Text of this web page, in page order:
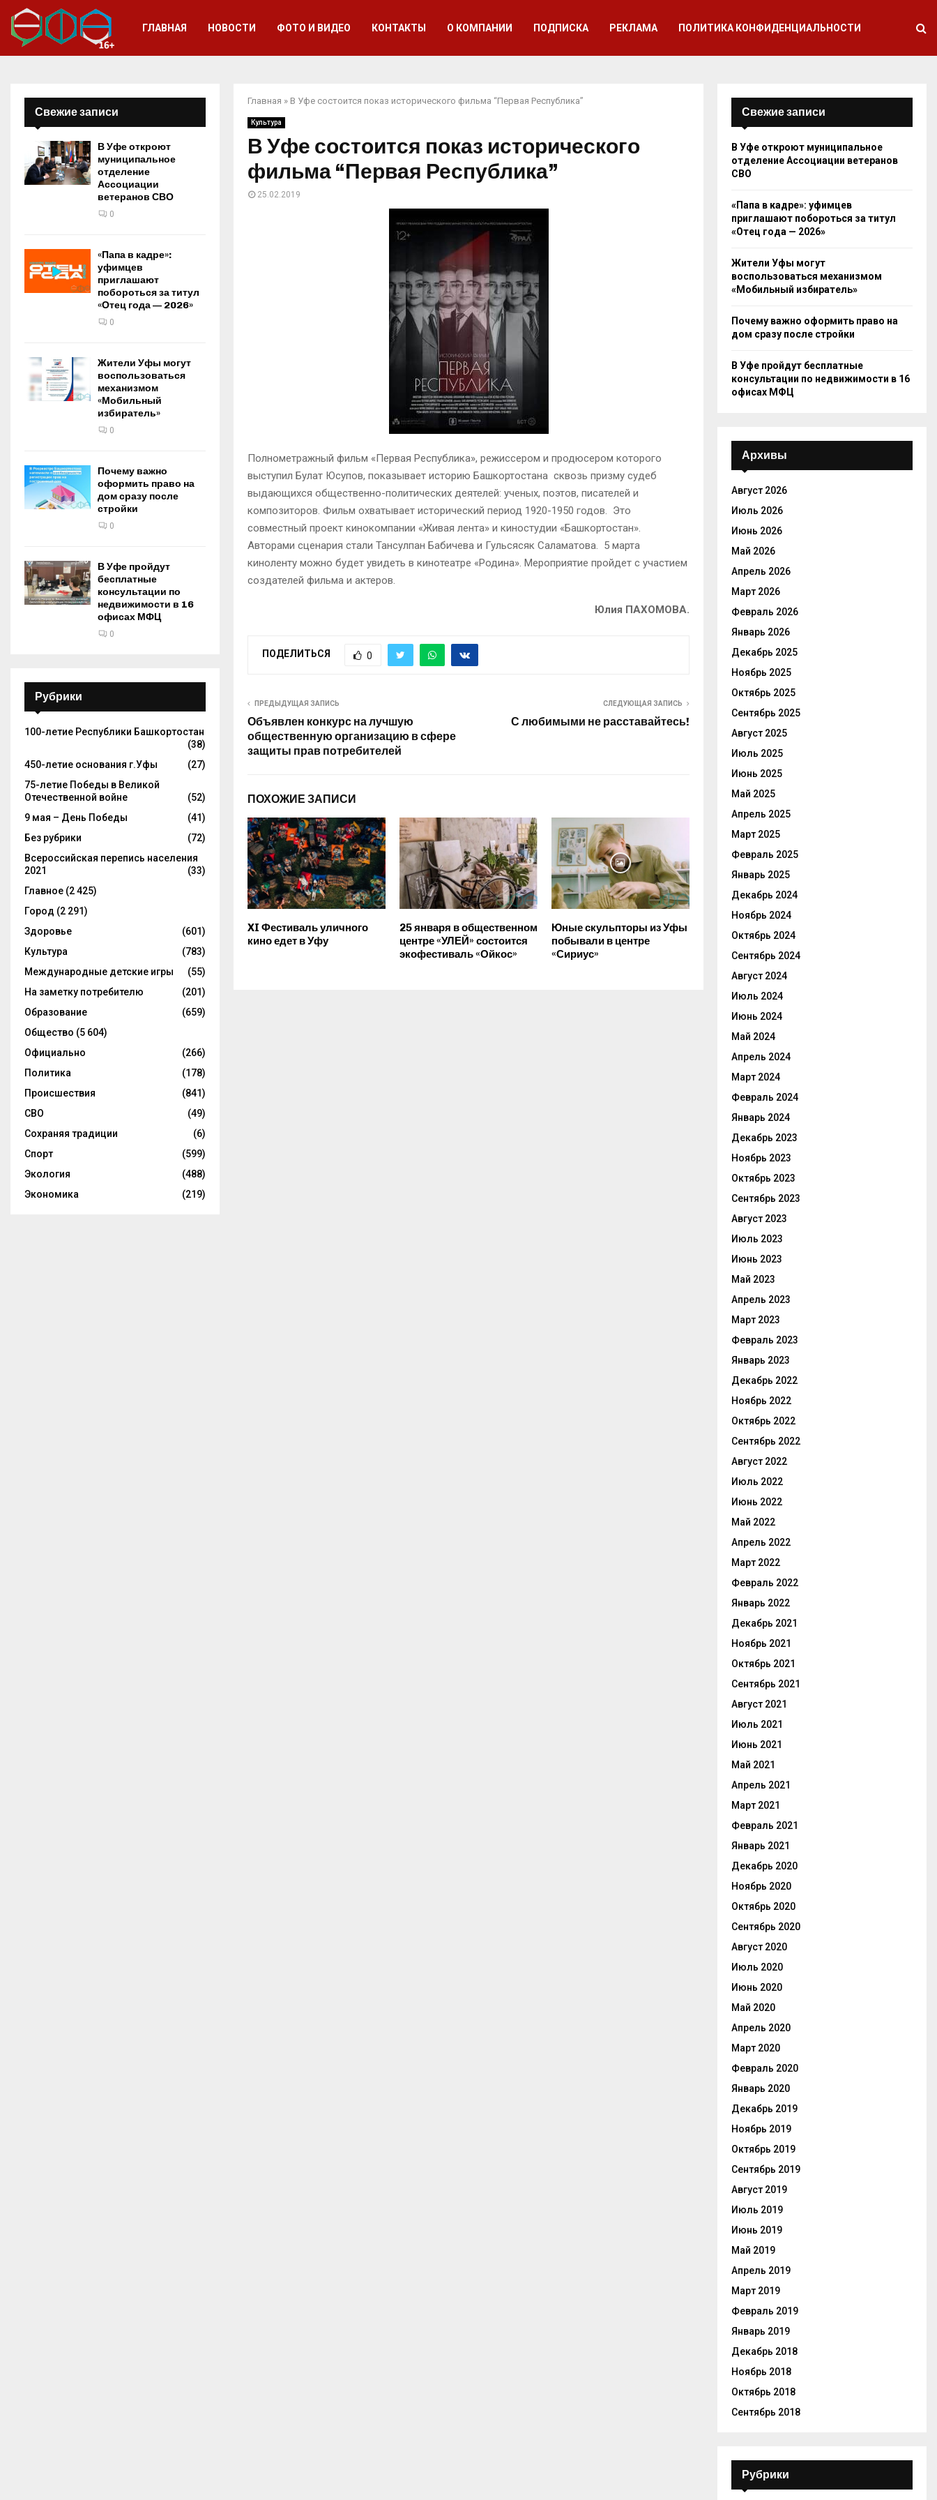
ГЛАВНАЯ НОВОСТИ ФОТО И ВИДЕО КОНТАКТЫ О КОМПАНИИ ПОДПИСКА РЕКЛАМА ПОЛИТИКА КОНФИДЕНЦИАЛЬНОСТИ
Главная » В Уфе состоится показ исторического фильма “Первая Республика”
Культура
В Уфе состоится показ исторического
фильма “Первая Республика”
25.02.2019
Полнометражный фильм «Первая Республика», режиссером и продюсером которого
выступил Булат Юсупов, показывает историю Башкортостана сквозь призму судеб
выдающихся общественно-политических деятелей: ученых, поэтов, писателей и
композиторов. Фильм охватывает исторический период 1920-1950 годов. Это
совместный проект кинокомпании «Живая лента» и киностудии «Башкортостан».
Авторами сценария стали Тансулпан Бабичева и Гульсясяк Саламатова. 5 марта
киноленту можно будет увидеть в кинотеатре «Родина». Мероприятие пройдет с участием
создателей фильма и актеров.
Юлия ПАХОМОВА.
ПОДЕЛИТЬСЯ 0
ПРЕДЫДУЩАЯ ЗАПИСЬ
Объявлен конкурс на лучшую
общественную организацию в сфере
защиты прав потребителей
СЛЕДУЮЩАЯ ЗАПИСЬ
С любимыми не расставайтесь!
ПОХОЖИЕ ЗАПИСИ
XI Фестиваль уличного
кино едет в Уфу
25 января в общественном
центре «УЛЕЙ» состоится
экофестиваль «Ойкос»
Юные скульпторы из Уфы
побывали в центре
«Сириус»
Свежие записи
В Уфе откроют
муниципальное
отделение
Ассоциации
ветеранов СВО
0
«Папа в кадре»:
уфимцев
приглашают
побороться за титул
«Отец года — 2026»
0
Жители Уфы могут
воспользоваться
механизмом
«Мобильный
избиратель»
0
Почему важно
оформить право на
дом сразу после
стройки
0
В Уфе пройдут
бесплатные
консультации по
недвижимости в 16
офисах МФЦ
0
Рубрики
100-летие Республики Башкортостан
(38)
450-летие основания г.Уфы
(27)
75-летие Победы в Великой
Отечественной войне
(52)
9 мая – День Победы
(41)
Без рубрики
(72)
Всероссийская перепись населения
2021
(33)
Главное (2 425)
Город (2 291)
Здоровье
(601)
Культура
(783)
Международные детские игры
(55)
На заметку потребителю
(201)
Образование
(659)
Общество (5 604)
Официально
(266)
Политика
(178)
Происшествия
(841)
СВО
(49)
Сохраняя традиции
(6)
Спорт
(599)
Экология
(488)
Экономика
(219)
Свежие записи
В Уфе откроют муниципальное
отделение Ассоциации ветеранов
СВО
«Папа в кадре»: уфимцев
приглашают побороться за титул
«Отец года — 2026»
Жители Уфы могут
воспользоваться механизмом
«Мобильный избиратель»
Почему важно оформить право на
дом сразу после стройки
В Уфе пройдут бесплатные
консультации по недвижимости в 16
офисах МФЦ
Архивы
Август 2026
Июль 2026
Июнь 2026
Май 2026
Апрель 2026
Март 2026
Февраль 2026
Январь 2026
Декабрь 2025
Ноябрь 2025
Октябрь 2025
Сентябрь 2025
Август 2025
Июль 2025
Июнь 2025
Май 2025
Апрель 2025
Март 2025
Февраль 2025
Январь 2025
Декабрь 2024
Ноябрь 2024
Октябрь 2024
Сентябрь 2024
Август 2024
Июль 2024
Июнь 2024
Май 2024
Апрель 2024
Март 2024
Февраль 2024
Январь 2024
Декабрь 2023
Ноябрь 2023
Октябрь 2023
Сентябрь 2023
Август 2023
Июль 2023
Июнь 2023
Май 2023
Апрель 2023
Март 2023
Февраль 2023
Январь 2023
Декабрь 2022
Ноябрь 2022
Октябрь 2022
Сентябрь 2022
Август 2022
Июль 2022
Июнь 2022
Май 2022
Апрель 2022
Март 2022
Февраль 2022
Январь 2022
Декабрь 2021
Ноябрь 2021
Октябрь 2021
Сентябрь 2021
Август 2021
Июль 2021
Июнь 2021
Май 2021
Апрель 2021
Март 2021
Февраль 2021
Январь 2021
Декабрь 2020
Ноябрь 2020
Октябрь 2020
Сентябрь 2020
Август 2020
Июль 2020
Июнь 2020
Май 2020
Апрель 2020
Март 2020
Февраль 2020
Январь 2020
Декабрь 2019
Ноябрь 2019
Октябрь 2019
Сентябрь 2019
Август 2019
Июль 2019
Июнь 2019
Май 2019
Апрель 2019
Март 2019
Февраль 2019
Январь 2019
Декабрь 2018
Ноябрь 2018
Октябрь 2018
Сентябрь 2018
Рубрики